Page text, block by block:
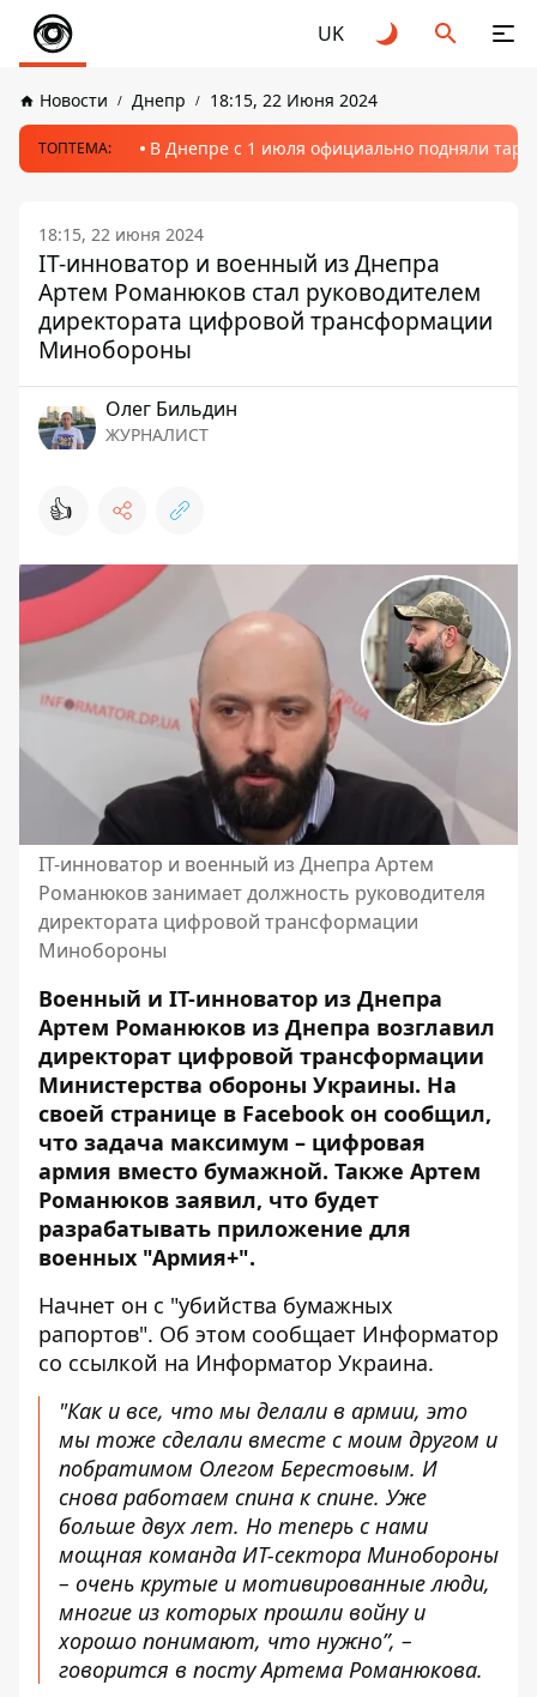
UK
Новости Днепр 18:15, 22 Июня 2024
ТОПТЕМА: В Днепре с 1 июля официально подняли
18:15, 22 июня 2024
IT-инноватор и военный из Днепра
Артем Романюков стал руководителем
директората цифровой трансформации
Минобороны
Олег Бильдин
ЖУРНАЛИСТ
👍
IT-инноватор и военный из Днепра Артем
Романюков занимает должность руководителя
директората цифровой трансформации
Минобороны
Военный и IT-инноватор из Днепра
Артем Романюков из Днепра возглавил
директорат цифровой трансформации
Министерства обороны Украины. На
своей странице в Facebook он сообщил,
что задача максимум – цифровая
армия вместо бумажной. Также Артем
Романюков заявил, что будет
разрабатывать приложение для
военных "Армия+".
Начнет он с "убийства бумажных
рапортов". Об этом сообщает Информатор
со ссылкой на Информатор Украина.
"Как и все, что мы делали в армии, это
мы тоже сделали вместе с моим другом и
побратимом Олегом Берестовым. И
снова работаем спина к спине. Уже
больше двух лет. Но теперь с нами
мощная команда ИТ-сектора Минобороны
– очень крутые и мотивированные люди,
многие из которых прошли войну и
хорошо понимают, что нужно”, –
говорится в посту Артема Романюкова.